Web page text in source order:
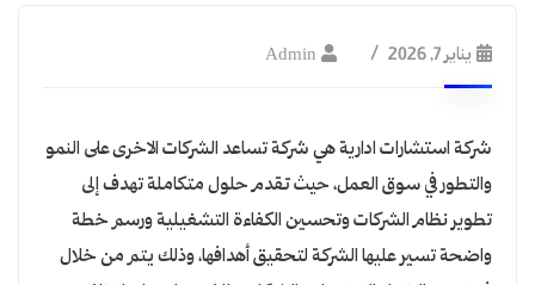
يناير 7, 2026 Admin
شركة استشارات ادارية هي شركة تساعد الشركات الاخرى على النمو
والتطور في سوق العمل، حيث تقدم حلول متكاملة تهدف إلى
تطوير نظام الشركات وتحسين الكفاءة التشغيلية ورسم خطة
واضحة تسير عليها الشركة لتحقيق أهدافها، وذلك يتم من خلال